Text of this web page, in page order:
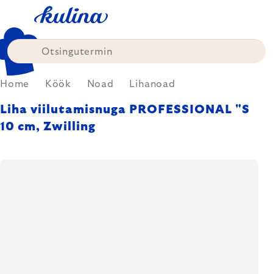
content
Home Köök Noad Lihanoad
Liha viilutamisnuga PROFESSIONAL "S
10 cm, Zwilling